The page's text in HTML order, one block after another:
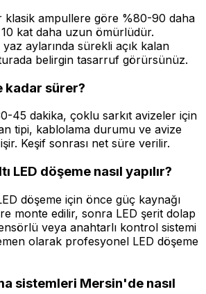
klasik ampullere göre %80-90 daha
kat daha uzun ömürlüdür.
aylarında sürekli açık kalan
belirgin tasarruf görürsünüz.
kadar sürer?
45 dakika, çoklu sarkıt avizeler için
tipi, kablolama durumu ve avize
Keşif sonrası net süre verilir.
LED döşeme nasıl yapılır?
döşeme için önce güç kaynağı
monte edilir, sonra LED şerit dolap
veya anahtarlı kontrol sistemi
olarak profesyonel LED döşeme
sistemleri Mersin'de nasıl